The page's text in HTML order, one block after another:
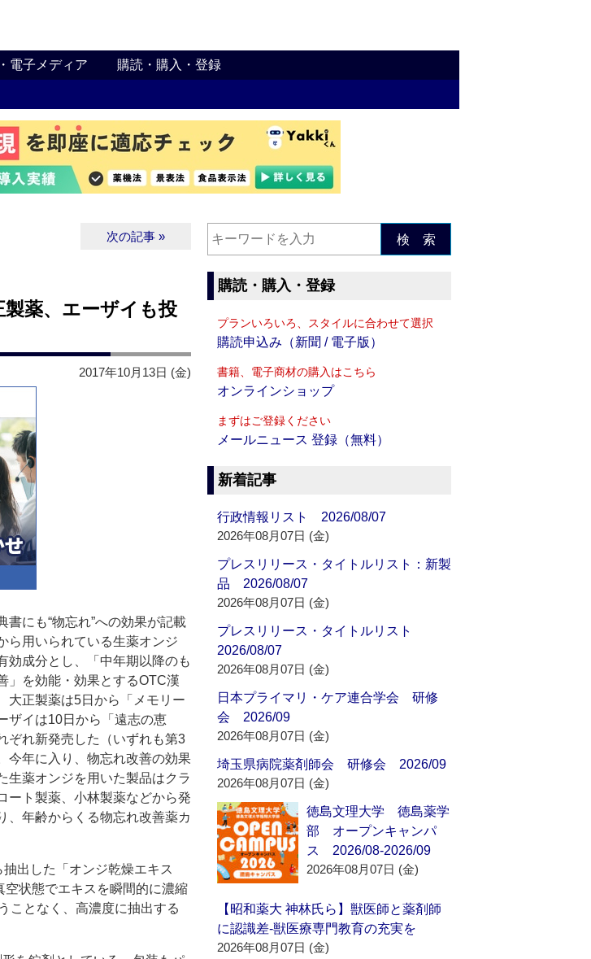
電子メディア 購読・購入・登録
次の記事 »
製薬、エーザイも投
2017年10月13日 (金)
にも“物忘れ”への効果が記載
ら用いられている生薬オンジ
効成分とし、「中年期以降のも
」を効能・効果とするOTC漢
大正製薬は5日から「メモリー
ザイは10日から「遠志の恵
ぞれ新発売した（いずれも第3
今年に入り、物忘れ改善の効果
生薬オンジを用いた製品はクラ
ート製薬、小林製薬などから発
、年齢からくる物忘れ改善薬カ
出した「オンジ乾燥エキス
状態でエキスを瞬間的に濃縮
ことなく、高濃度に抽出する
検 索
購読・購入・登録
プランいろいろ、スタイルに合わせて選択
購読申込み（新聞 / 電子版）
書籍、電子商材の購入はこちら
オンラインショップ
まずはご登録ください
メールニュース 登録（無料）
新着記事
行政情報リスト 2026/08/07
2026年08月07日 (金)
プレスリリース・タイトルリスト：新製
品 2026/08/07
2026年08月07日 (金)
プレスリリース・タイトルリスト
2026/08/07
2026年08月07日 (金)
日本プライマリ・ケア連合学会 研修
会 2026/09
2026年08月07日 (金)
埼玉県病院薬剤師会 研修会 2026/09
2026年08月07日 (金)
徳島文理大学 徳島薬学
部 オープンキャンパ
ス 2026/08-2026/09
2026年08月07日 (金)
【昭和薬大 神林氏ら】獣医師と薬剤師
に認識差‐獣医療専門教育の充実を
2026年08月07日 (金)